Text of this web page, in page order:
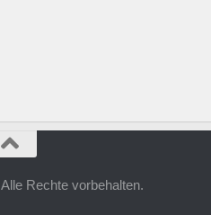
Rechte vorbehalten.